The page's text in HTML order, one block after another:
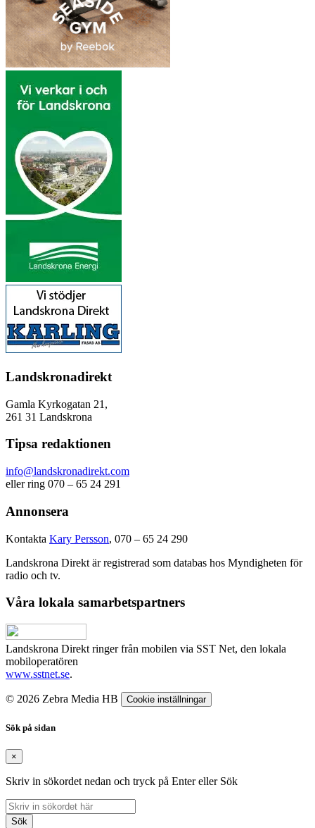
Landskronadirekt
Gamla Kyrkogatan 21,
261 31 Landskrona
Tipsa redaktionen
info@landskronadirekt.com
eller ring 070 – 65 24 291
Annonsera
Kontakta Kary Persson, 070 – 65 24 290
Landskrona Direkt är registrerad som databas hos Myndigheten för
radio och tv.
Våra lokala samarbetspartners
Landskrona Direkt ringer från mobilen via SST Net, den lokala
mobiloperatören
www.sstnet.se.
© 2026 Zebra Media HB Cookie inställningar
Sök på sidan
×
Skriv in sökordet nedan och tryck på Enter eller Sök
Sök